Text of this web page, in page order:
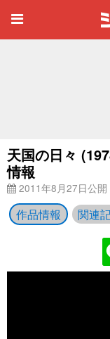
天国の日々
情報
2011年8月27日公開
作品情報 関連